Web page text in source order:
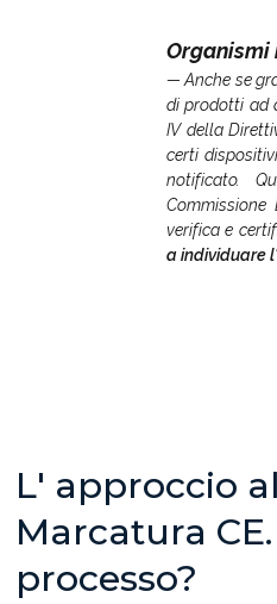
Organismi
Anche se
di prodotti ad
IV della
certi
notificato.
verifica e
a individuare
L' approccio
Marcatura
processo?